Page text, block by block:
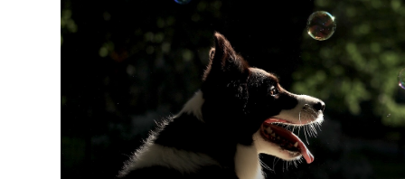
plików
dźwiękowych